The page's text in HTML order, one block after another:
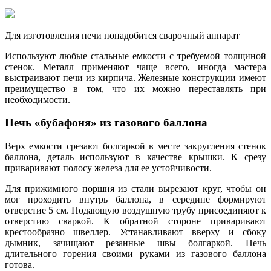
Для изготовления печи понадобится сварочный аппарат
Используют любые стальные емкости с требуемой толщиной
стенок. Металл применяют чаще всего, иногда мастера
выстраивают печи из кирпича. Железные конструкции имеют
преимущество в том, что их можно переставлять при
необходимости.
Печь «бубафоня» из газового баллона
Верх емкости срезают болгаркой в месте закругления стенок
баллона, деталь используют в качестве крышки. К срезу
приваривают полосу железа для ее устойчивости.
Для прижимного поршня из стали вырезают круг, чтобы он
мог проходить внутрь баллона, в середине формируют
отверстие 5 см. Подающую воздушную трубу присоединяют к
отверстию сваркой. К обратной стороне приваривают
крестообразно швеллер. Устанавливают вверху и сбоку
дымник, зачищают резанные швы болгаркой. Печь
длительного горения своими руками из газового баллона
готова.